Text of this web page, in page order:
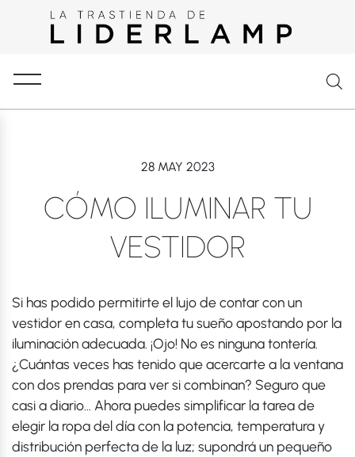
28 MAY 2023
CÓMO ILUMINAR TU
VESTIDOR
Si has podido permitirte el lujo de contar con un
vestidor en casa, completa tu sueño apostando por la
iluminación adecuada. ¡Ojo! No es ninguna tontería.
¿Cuántas veces has tenido que acercarte a la ventana
con dos prendas para ver si combinan? Seguro que
casi a diario… Ahora puedes simplificar la tarea de
elegir la ropa del día con la potencia, temperatura y
distribución perfecta de la luz; supondrá un pequeño